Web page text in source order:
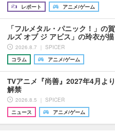
レポート アニメ/ゲーム
「フルメタル・パニック！」の
ルズ オブ ジ アビス」の玲衣が
2026.8.7 ｜ SPICER
コラム
アニメ/ゲーム
TVアニメ『尚善』2027年4月よ
解禁
2026.8.5 ｜ SPICER
ニュース
アニメ/ゲーム